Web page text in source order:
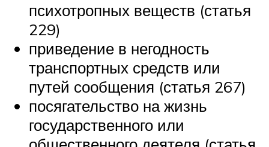
психотропных веществ (статья
229)
приведение в негодность
транспортных средств или
путей сообщения (статья 267)
посягательство на жизнь
государственного или